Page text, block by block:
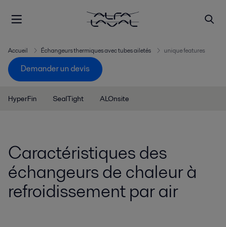
Accueil Échangeurs thermiques avec tubes ailetés unique features
Demander un devis
HyperFin SealTight ALOnsite
Caractéristiques des
échangeurs de chaleur à
refroidissement par air